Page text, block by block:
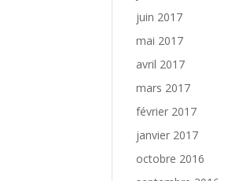
juin 2017
mai 2017
avril 2017
mars 2017
février 2017
janvier 2017
octobre 2016